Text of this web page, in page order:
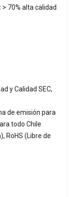
> 70% alta calidad
y Calidad SEC,
de emisión para
todo Chile
RoHS (Libre de